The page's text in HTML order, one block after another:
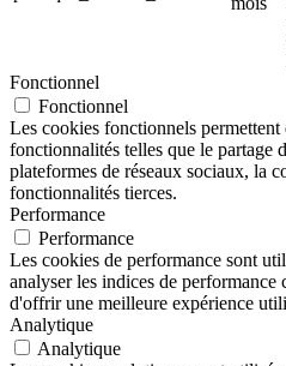
Fonctionnel
Fonctionnel
Les cookies fonctionnels permettent
fonctionnalités telles que le partage
plateformes de réseaux sociaux, la
fonctionnalités tierces.
Performance
Performance
Les cookies de performance sont
analyser les indices de performance
d'offrir une meilleure expérience
Analytique
Analytique